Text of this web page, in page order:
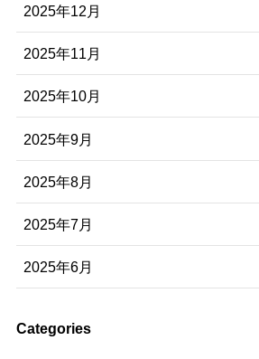
2025年12月
2025年11月
2025年10月
2025年9月
2025年8月
2025年7月
2025年6月
Categories